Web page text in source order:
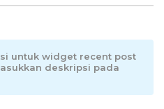
untuk widget recent post
deskripsi pada